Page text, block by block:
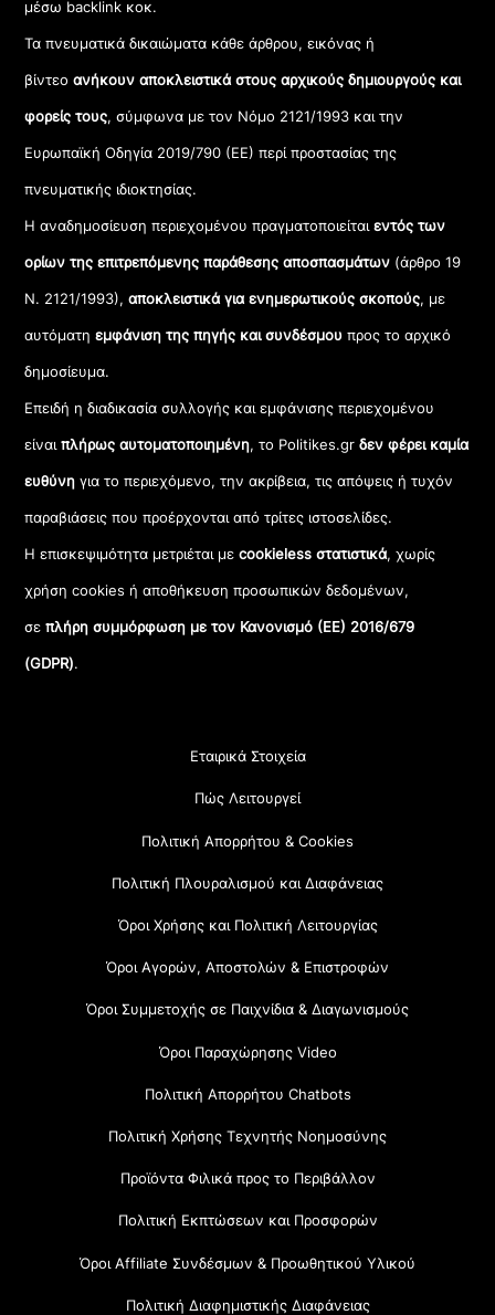
μέσω backlink κοκ.
Τα πνευματικά δικαιώματα κάθε άρθρου, εικόνας ή
βίντεοανήκουν αποκλειστικά στους αρχικούς δημιουργούς και
φορείς τους, σύμφωνα με τον Νόμο 2121/1993 και την
Ευρωπαϊκή Οδηγία 2019/790 (ΕΕ) περί προστασίας της
πνευματικής ιδιοκτησίας.
Η αναδημοσίευση περιεχομένου πραγματοποιείταιεντός των
ορίων της επιτρεπόμενης παράθεσης αποσπασμάτων (άρθρο 19
Ν. 2121/1993), αποκλειστικά για ενημερωτικούς σκοπούς, με
αυτόματηεμφάνιση της πηγής και συνδέσμου προς το αρχικό
δημοσίευμα.
Επειδή η διαδικασία συλλογής και εμφάνισης περιεχομένου
είναιπλήρως αυτοματοποιημένη, το Politikes.grδεν φέρει καμία
ευθύνη για το περιεχόμενο, την ακρίβεια, τις απόψεις ή τυχόν
παραβιάσεις που προέρχονται από τρίτες ιστοσελίδες.
Η επισκεψιμότητα μετριέται μεcookieless στατιστικά, χωρίς
χρήση cookies ή αποθήκευση προσωπικών δεδομένων,
σεπλήρη συμμόρφωση με τον Κανονισμό (ΕΕ) 2016/679
(GDPR).
Εταιρικά Στοιχεία
Πώς Λειτουργεί
Πολιτική Απορρήτου & Cookies
Πολιτική Πλουραλισμού και Διαφάνειας
Όροι Χρήσης και Πολιτική Λειτουργίας
Όροι Αγορών, Αποστολών & Επιστροφών
Όροι Συμμετοχής σε Παιχνίδια & Διαγωνισμούς
Όροι Παραχώρησης Video
Πολιτική Απορρήτου Chatbots
Πολιτική Χρήσης Τεχνητής Νοημοσύνης
Προϊόντα Φιλικά προς το Περιβάλλον
Πολιτική Εκπτώσεων και Προσφορών
Όροι Affiliate Συνδέσμων & Προωθητικού Υλικού
Πολιτική Διαφημιστικής Διαφάνειας